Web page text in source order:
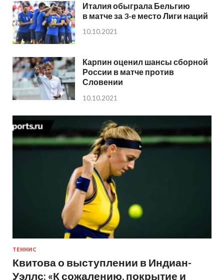
Италия обыграла Бельгию
в матче за 3-е место Лиги наций
10.10.2021
Карпин оценил шансы сборной
России в матче против
Словении
10.10.2021
ТЕННИС
Квитова о выступлении в Индиан-
Уэллс: «К сожалению, покрытие и